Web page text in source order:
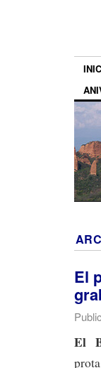
El
El